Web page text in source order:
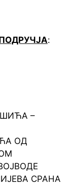
:
–
ОД
СРАНА